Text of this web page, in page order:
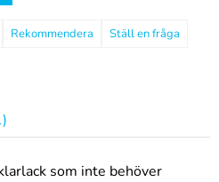
Rekommendera Ställ en fråga
som inte behöver